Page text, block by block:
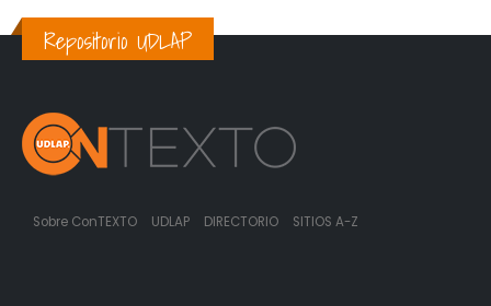
Repositorio UDLAP
Sobre ConTEXTO UDLAP DIRECTORIO SITIOS A-Z